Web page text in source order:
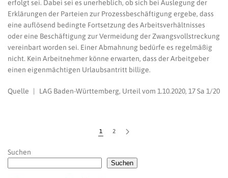
erfolgt sei. Dabei sei es unerheblich, ob sich bei Auslegung der
Erklärungen der Parteien zur Prozessbeschäftigung ergebe, dass
eine auflösend bedingte Fortsetzung des Arbeitsverhältnisses
oder eine Beschäftigung zur Vermeidung der Zwangsvollstreckung
vereinbart worden sei. Einer Abmahnung bedürfe es regelmäßig
nicht. Kein Arbeitnehmer könne erwarten, dass der Arbeitgeber
einen eigenmächtigen Urlaubsantritt billige.
Quelle | LAG Baden-Württemberg, Urteil vom 1.10.2020, 17 Sa 1/20
1 2
Suchen
Suchen